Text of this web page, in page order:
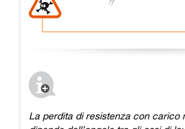
La perdita di resistenza con carico